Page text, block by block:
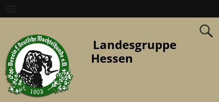
Landesgruppe
Hessen